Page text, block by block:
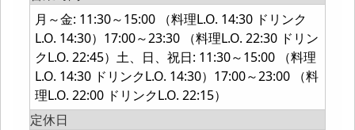
月～金: 11:30～15:00 （料理L.O. 14:30 ドリンク
L.O. 14:30）17:00～23:30 （料理L.O. 22:30 ドリン
クL.O. 22:45）土、日、祝日: 11:30～15:00 （料理
L.O. 14:30 ドリンクL.O. 14:30）17:00～23:00 （料
理L.O. 22:00 ドリンクL.O. 22:15）
定休日